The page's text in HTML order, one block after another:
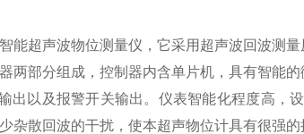
能超声波物位测量仪，它采用超声波回波测
两部分组成，控制器内含单片机，具有智能
出以及报警开关输出。仪表智能化程度高，
杂散回波的干扰，使本超声物位计具有很强